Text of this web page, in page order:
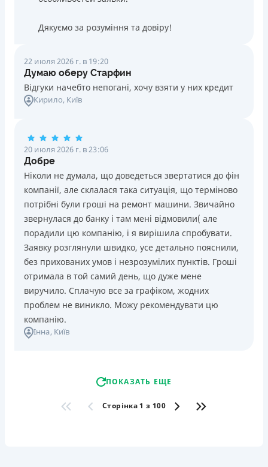
Дякуємо за розуміння та довіру!
22 июля 2026 г. в 19:20
Думаю оберу Старфин
Відгуки начебто непогані, хочу взяти у них кредит
Кирило, Київ
20 июля 2026 г. в 23:06
Добре
Ніколи не думала, що доведеться звертатися до фін
компанії, але склалася така ситуація, що терміново
потрібні були гроші на ремонт машини. Звичайно
звернулася до банку і там мені відмовили( але
порадили цю компанію, і я вирішила спробувати.
Заявку розглянули швидко, усе детально пояснили,
без прихованих умов і незрозумілих пунктів. Гроші
отримала в той самий день, що дуже мене
виручило. Сплачую все за графіком, жодних
проблем не виникло. Можу рекомендувати цю
компанію.
Інна, Київ
ПОКАЗАТЬ ЕЩЕ
Сторінка 1 з 100